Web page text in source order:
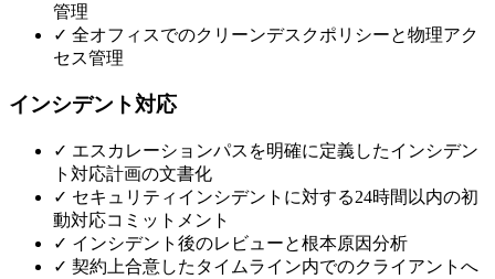
管理
✓ 全オフィスでのクリーンデスクポリシーと物理アク
セス管理
インシデント対応
✓ エスカレーションパスを明確に定義したインシデン
ト対応計画の文書化
✓ セキュリティインシデントに対する24時間以内の初
動対応コミットメント
✓ インシデント後のレビューと根本原因分析
✓ 契約上合意したタイムライン内でのクライアントへ